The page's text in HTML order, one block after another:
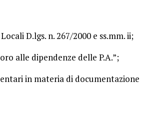
D.lgs. n. 267/2000 e ss.mm. ii;
alle dipendenze delle P.A.”;
in materia di documentazione